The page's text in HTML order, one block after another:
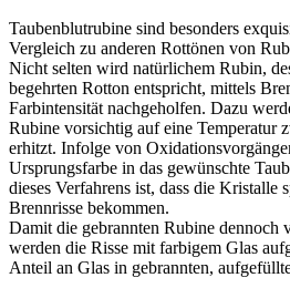
Taubenblutrubine sind besonders
Vergleich zu anderen Rottönen von
Nicht selten wird natürlichem Rubin,
begehrten Rotton entspricht, mittels
Farbintensität nachgeholfen. Dazu
Rubine vorsichtig auf eine Temperatur
erhitzt. Infolge von
Ursprungsfarbe in das gewünschte
dieses Verfahrens ist, dass die Kristalle
Brennrisse bekommen.
Damit die gebrannten Rubine dennoch
werden die Risse mit farbigem Glas
Anteil an Glas in gebrannten,